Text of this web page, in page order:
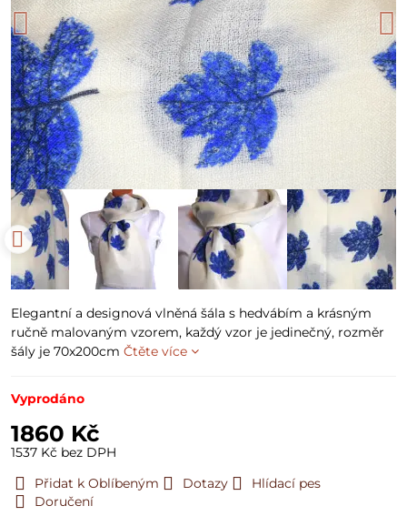
Elegantní a designová vlněná šála s hedvábím a krásným
ručně malovaným vzorem, každý vzor je jedinečný, rozměr
šály je 70x200cm Čtěte více
Vyprodáno
1860 Kč
1537 Kč bez DPH
Přidat k Oblíbeným
Dotazy
Hlídací pes
Doručení